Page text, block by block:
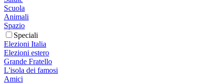
Scuola
Animali
Spazio
Speciali
Elezioni Italia
Elezioni estero
Grande Fratello
L'isola dei famosi
Amici